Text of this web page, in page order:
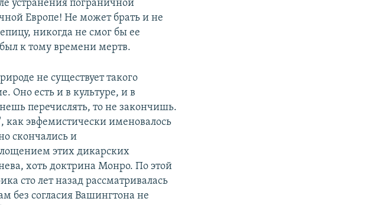
устранения пограничной
Европе! Не может брать и не
никогда не смог бы ее
к тому времени мертв.
не существует такого
Оно есть и в культуре, и в
перечислять, то не закончишь.
как эвфемистически именовалось
скончались и
этих дикарских
хоть доктрина Монро. По этой
сто лет назад рассматривалась
без согласия Вашингтона не